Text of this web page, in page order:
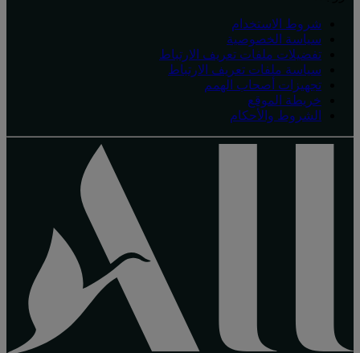
شروط الاستخدام
سياسة الخصوصية
تفضيلات ملفات تعريف الارتباط
سياسة ملفات تعريف الارتباط
تجهيزات أصحاب الهمم
خريطة الموقع
الشروط والأحكام